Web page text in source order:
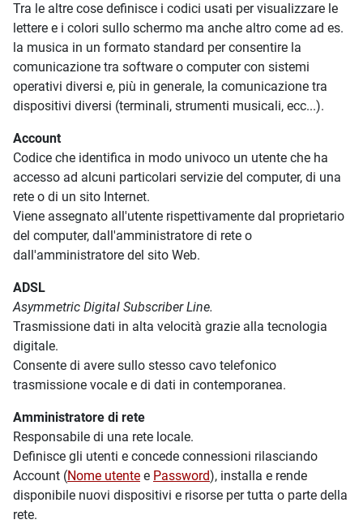
Tra le altre cose definisce i codici usati per visualizzare le
lettere e i colori sullo schermo ma anche altro come ad es.
la musica in un formato standard per consentire la
comunicazione tra software o computer con sistemi
operativi diversi e, più in generale, la comunicazione tra
dispositivi diversi (terminali, strumenti musicali, ecc...).
Account
Codice che identifica in modo univoco un utente che ha
accesso ad alcuni particolari servizie del computer, di una
rete o di un sito Internet.
Viene assegnato all'utente rispettivamente dal proprietario
del computer, dall'amministratore di rete o
dall'amministratore del sito Web.
ADSL
Asymmetric Digital Subscriber Line.
Trasmissione dati in alta velocità grazie alla tecnologia
digitale.
Consente di avere sullo stesso cavo telefonico
trasmissione vocale e di dati in contemporanea.
Amministratore di rete
Responsabile di una rete locale.
Definisce gli utenti e concede connessioni rilasciando
Account (Nome utente e Password), installa e rende
disponibile nuovi dispositivi e risorse per tutta o parte della
rete.